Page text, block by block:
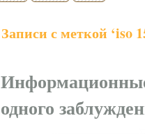
Записи с меткой ‘iso
одного